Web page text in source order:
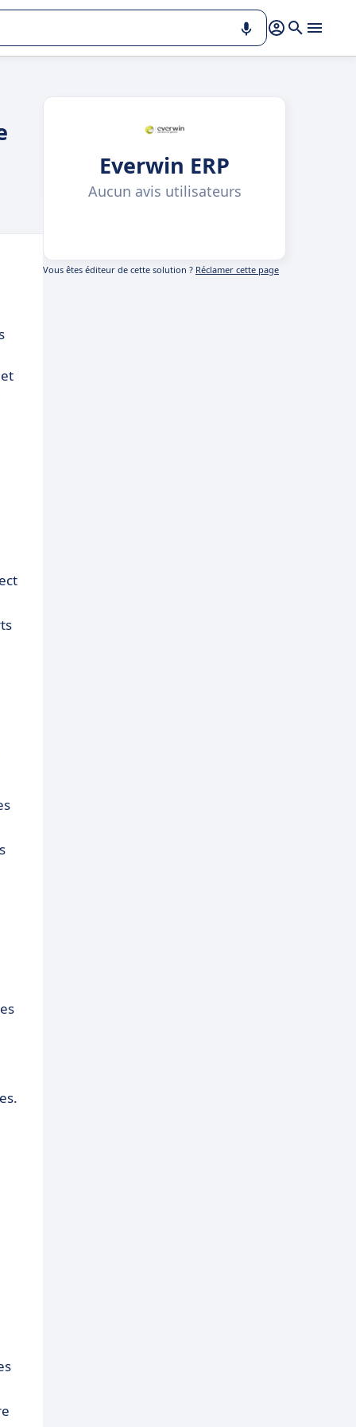
Everwin ERP
Aucun avis utilisateurs
Vous êtes éditeur de cette solution ? Réclamer cette page